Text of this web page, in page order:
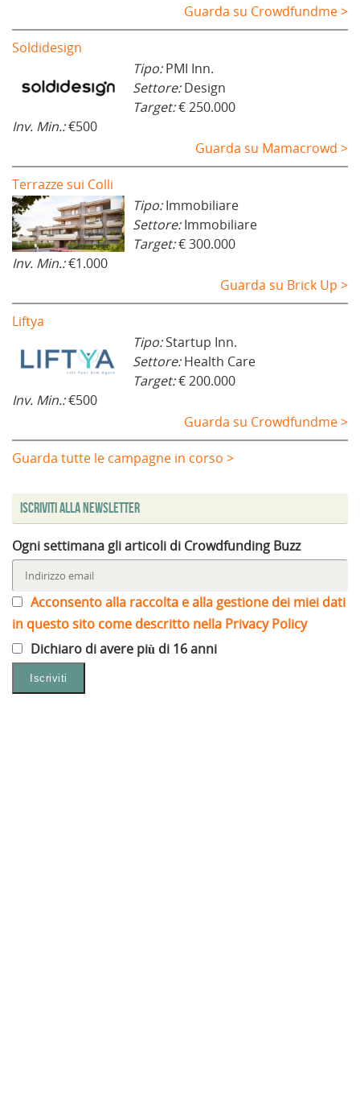
Guarda su Crowdfundme >
Soldidesign
Tipo:PMI Inn.
Settore:Design
Target:€ 250.000
Inv. Min.:€500
Guarda su Mamacrowd >
Terrazze sui Colli
Tipo:Immobiliare
Settore:Immobiliare
Target:€ 300.000
Inv. Min.:€1.000
Guarda su Brick Up >
Liftya
Tipo:Startup Inn.
Settore:Health Care
Target:€ 200.000
Inv. Min.:€500
Guarda su Crowdfundme >
Guarda tutte le campagne in corso >
Iscriviti alla Newsletter
Ogni settimana gli articoli di Crowdfunding Buzz
Acconsento alla raccolta e alla gestione dei miei dati
in questo sito come descritto nella Privacy Policy
Dichiaro di avere più di 16 anni